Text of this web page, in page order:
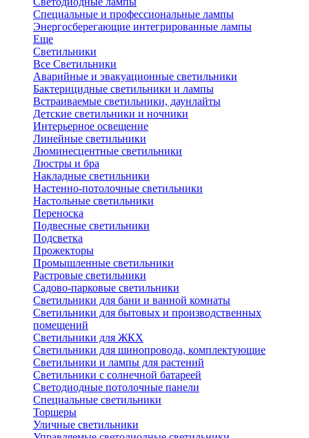
Специальные и профессиональные лампы
Энергосберегающие интегрированные лампы
Еще
Светильники
Все Светильники
Аварийные и эвакуационные светильники
Бактерицидные светильники и лампы
Встраиваемые светильники, даунлайты
Детские светильники и ночники
Интерьерное освещение
Линейные светильники
Люминесцентные светильники
Люстры и бра
Накладные светильники
Настенно-потолочные светильники
Настольные светильники
Переноска
Подвесные светильники
Подсветка
Прожекторы
Промышленные светильники
Растровые светильники
Садово-парковые светильники
Светильники для бани и ванной комнаты
Светильники для бытовых и производственных
помещений
Светильники для ЖКХ
Светильники для шинопровода, комплектующие
Светильники и лампы для растений
Светильники с солнечной батареей
Светодиодные потолочные панели
Специальные светильники
Торшеры
Уличные светильники